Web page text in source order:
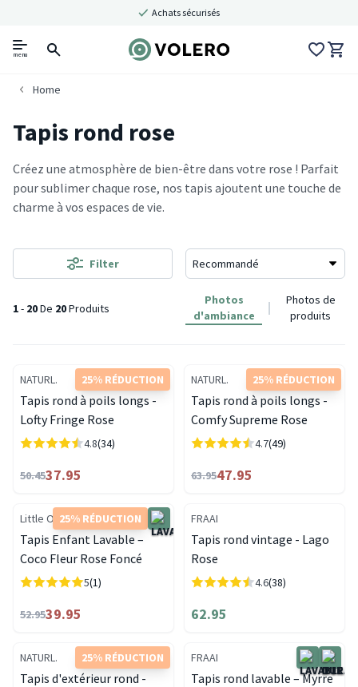
Achats sécurisés
menu
Home
Tapis rond rose
Créez une atmosphère de bien-être dans votre rose ! Parfait
pour sublimer chaque rose, nos tapis ajoutent une touche de
charme à vos espaces de vie.
1- 20De 20Produits
Filter
Photos
d'ambiance
Photos de
produits
25% RÉDUCTION
NATURL.
Tapis rond à poils longs -
Lofty Fringe Rose
4.8(34)
50.4537.95
25% RÉDUCTION
NATURL.
Tapis rond à poils longs -
Comfy Supreme Rose
4.7(49)
63.9547.95
25% RÉDUCTION
Little Olly
Tapis Enfant Lavable –
Coco Fleur Rose Foncé
5(1)
52.9539.95
FRAAI
Tapis rond vintage - Lago
Rose
4.6(38)
62.95
25% RÉDUCTION
NATURL.
Tapis d'extérieur rond -
FRAAI
Tapis rond lavable – Myrre